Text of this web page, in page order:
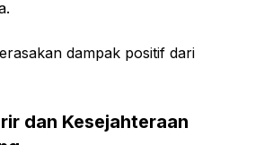
dampak positif dari
dan Kesejahteraan